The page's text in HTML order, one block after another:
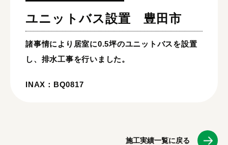
ユニットバス設置 豊田市
諸事情により居室に0.5坪のユニットバスを設置
し、排水工事を行いました。
INAX：BQ0817
施工実績一覧に戻る